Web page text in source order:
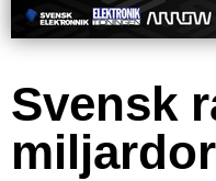
Svensk